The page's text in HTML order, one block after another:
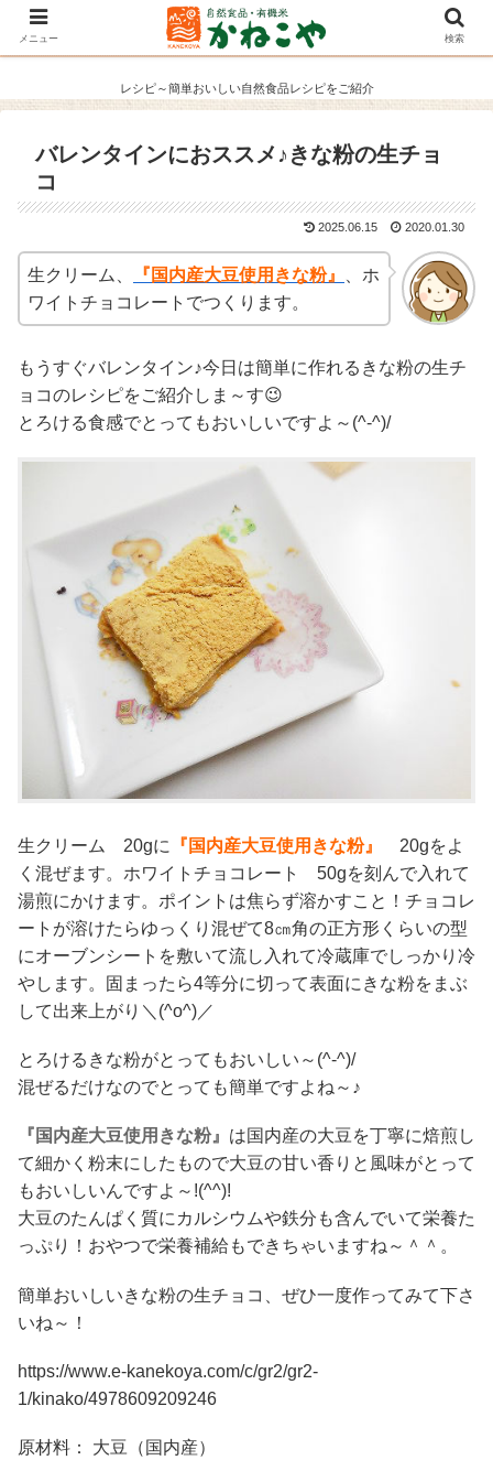
レシピ～簡単おいしい自然食品レシピをご紹介
バレンタインにおススメ♪きな粉の生チョ
コ
2025.06.15 2020.01.30
生クリーム、 『国内産大豆使用きな粉』
、ホ
ワイトチョコレートでつくります。
もうすぐバレンタイン♪今日は簡単に作れるきな粉の生チ
ョコのレシピをご紹介しま～す😉
とろける食感でとってもおいしいですよ～(^-^)/
生クリーム 20gに 『国内産大豆使用きな粉』
20gをよ
く混ぜます。ホワイトチョコレート 50gを刻んで入れて
湯煎にかけます。ポイントは焦らず溶かすこと！チョコレ
ートが溶けたらゆっくり混ぜて8㎝角の正方形くらいの型
にオーブンシートを敷いて流し入れて冷蔵庫でしっかり冷
やします。固まったら4等分に切って表面にきな粉をまぶ
して出来上がり＼(^o^)／
とろけるきな粉がとってもおいしい～(^-^)/
混ぜるだけなのでとっても簡単ですよね～♪
『国内産大豆使用きな粉』 は国内産の大豆を丁寧に焙煎し
て細かく粉末にしたもので大豆の甘い香りと風味がとって
もおいしいんですよ～!(^^)!
大豆のたんぱく質にカルシウムや鉄分も含んでいて栄養た
っぷり！おやつで栄養補給もできちゃいますね～＾＾。
簡単おいしいきな粉の生チョコ、ぜひ一度作ってみて下さ
いね～！
https://www.e-kanekoya.com/c/gr2/gr2-
1/kinako/4978609209246
原材料： 大豆（国内産）
メニュー 検索